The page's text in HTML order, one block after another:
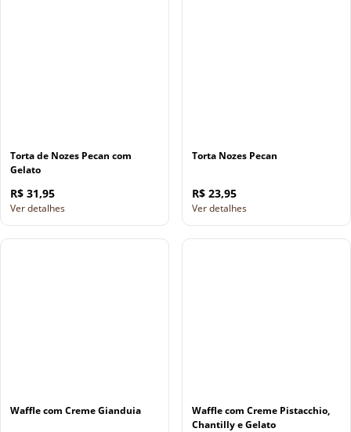
Torta de Nozes Pecan com
Gelato
R$ 31,95
Ver detalhes
Torta Nozes Pecan
R$ 23,95
Ver detalhes
Waffle com Creme Gianduia
Waffle com Creme Pistacchio,
Chantilly e Gelato